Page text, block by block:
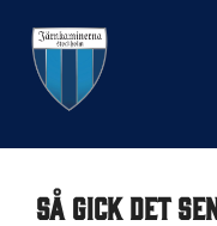
innehåll
Så gick det